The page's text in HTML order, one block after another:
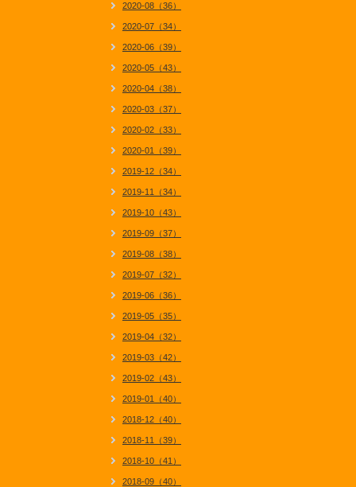
2020-08（36）
2020-07（34）
2020-06（39）
2020-05（43）
2020-04（38）
2020-03（37）
2020-02（33）
2020-01（39）
2019-12（34）
2019-11（34）
2019-10（43）
2019-09（37）
2019-08（38）
2019-07（32）
2019-06（36）
2019-05（35）
2019-04（32）
2019-03（42）
2019-02（43）
2019-01（40）
2018-12（40）
2018-11（39）
2018-10（41）
2018-09（40）